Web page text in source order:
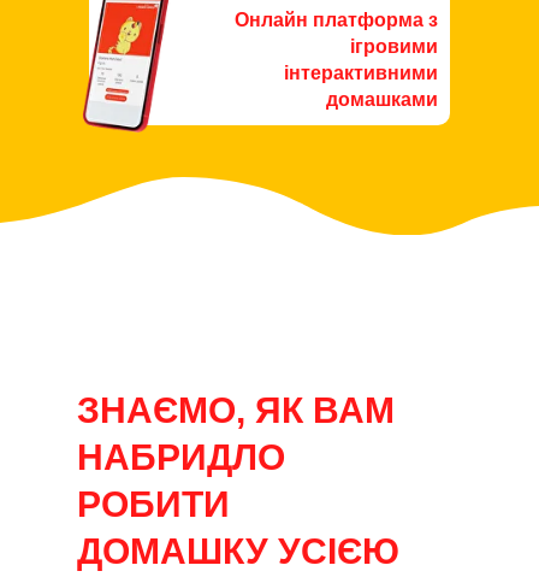
Онлайн платформа з
ігровими
інтерактивними
домашками
ЗНАЄМО, ЯК ВАМ
НАБРИДЛО
РОБИТИ
ДОМАШКУ УСІЄЮ